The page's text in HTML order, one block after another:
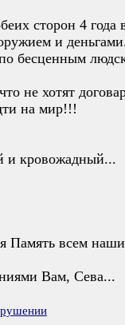
сторон 4
и
бесценным
не хотят
на мир!!!
и кровожадный...
всем
Вам, Сева...